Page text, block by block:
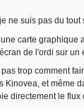
ne suis pas du tout
carte graphique
de l'ordi sur un
trop comment
Kinovea, et même
directement le